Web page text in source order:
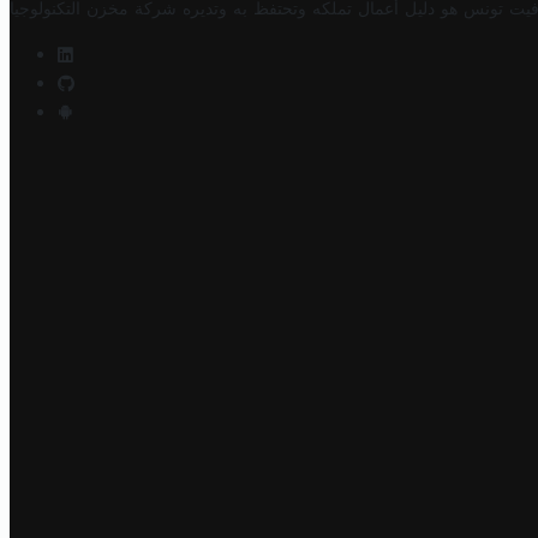
تونس هو دليل أعمال تملكه وتحتفظ به وتديره شركة مخزن التكنولوجيا